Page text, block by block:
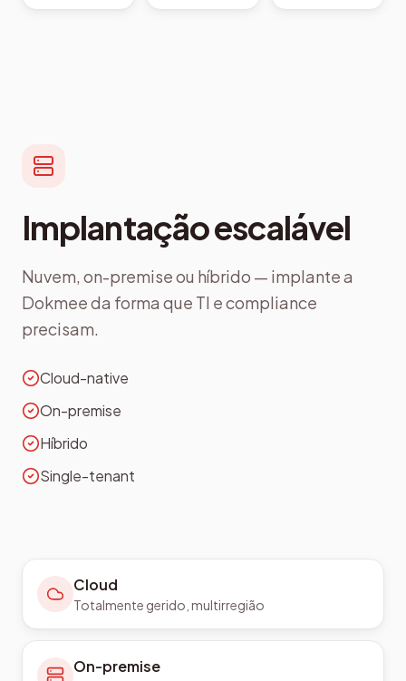
Implantação escalável
Nuvem, on-premise ou híbrido — implante a
Dokmee da forma que TI e compliance
precisam.
Cloud-native
On-premise
Híbrido
Single-tenant
Cloud
Totalmente gerido, multirregião
On-premise